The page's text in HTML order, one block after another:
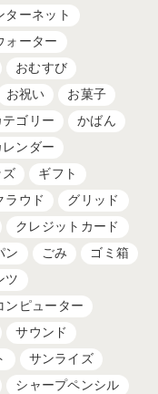
ターネット
ォーター
おむすび
お祝い
お菓子
テゴリー
かばん
レンダー
ズ
ギフト
ラウド
グリッド
クレジットカード
ン ごみ
ゴミ箱
ツ
ンピューター
サウンド
サンライズ
シャープペンシル